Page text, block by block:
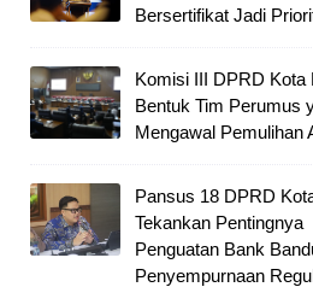
Bersertifikat Jadi
Komisi III DPRD Kota
Bentuk Tim Perumus
Mengawal Pemulihan
Pansus 18 DPRD
Tekankan Pentingnya
Penguatan Bank
Penyempurnaan